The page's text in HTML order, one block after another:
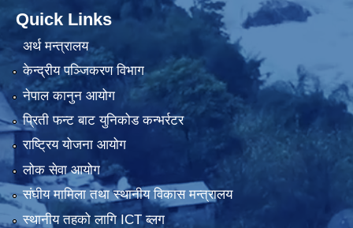
Quick Links
अर्थ मन्त्रालय
केन्द्रीय पञ्जिकरण विभाग
नेपाल कानुन आयोग
प्रिती फन्ट बाट युनिकोड कन्भर्रटर
राष्ट्रिय योजना आयोग
लोक सेवा आयोग
संघीय मामिला तथा स्थानीय विकास मन्त्रालय
स्थानीय तहको लागि ICT ब्लग